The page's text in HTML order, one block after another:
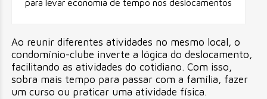
para levar economia de tempo nos deslocamentos
Ao reunir diferentes atividades no mesmo local, o
condomínio-clube inverte a lógica do deslocamento,
facilitando as atividades do cotidiano. Com isso,
sobra mais tempo para passar com a família, fazer
um curso ou praticar uma atividade física.